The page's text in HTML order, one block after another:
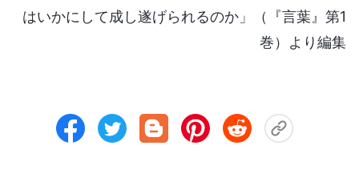
はいかにして成し遂げられるのか」（『言葉』第1
巻）より編集